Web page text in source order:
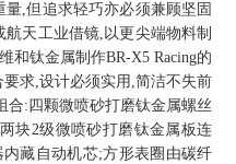
,但追求轻巧亦必须兼顾坚固
天工业借镜,以更尖端物料制
和钛金属制作BR-X5 Racing的
求,设计必须实用,简洁不失前
合:四颗微喷砂打磨钛金属螺丝
块2级微喷砂打磨钛金属板连
藏自动机芯;方形表圈由碳纤